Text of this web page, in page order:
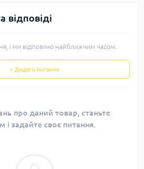
відповіді
і ми відповімо найближчим часом.
+ Додати питання
про даний товар, станьте
і задайте своє питання.